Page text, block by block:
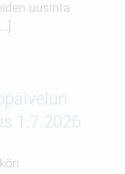
uusinta
1.7.2026